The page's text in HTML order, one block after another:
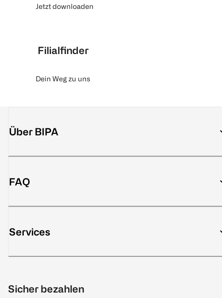
Jetzt downloaden
Filialfinder
Dein Weg zu uns
Über BIPA
FAQ
Services
Sicher bezahlen